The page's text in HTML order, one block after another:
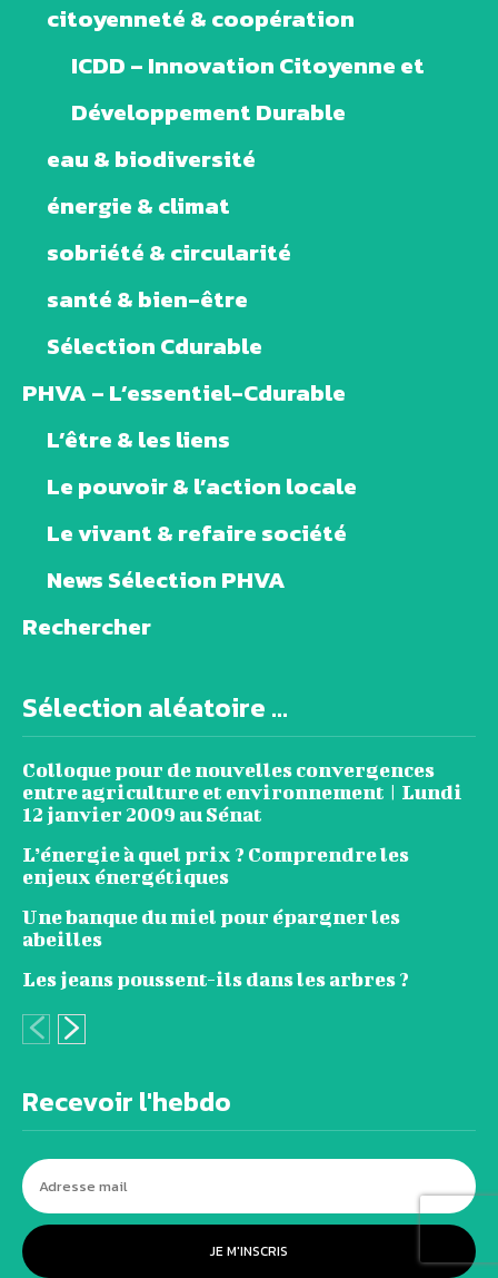
citoyenneté & coopération
ICDD – Innovation Citoyenne et
Développement Durable
eau & biodiversité
énergie & climat
sobriété & circularité
santé & bien-être
Sélection Cdurable
PHVA – L’essentiel-Cdurable
L’être & les liens
Le pouvoir & l’action locale
Le vivant & refaire société
News Sélection PHVA
Rechercher
Sélection aléatoire ...
Colloque pour de nouvelles convergences
entre agriculture et environnement | Lundi
12 janvier 2009 au Sénat
L’énergie à quel prix ? Comprendre les
enjeux énergétiques
Une banque du miel pour épargner les
abeilles
Les jeans poussent-ils dans les arbres ?
Recevoir l'hebdo
JE M'INSCRIS